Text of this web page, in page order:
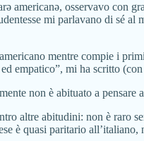
americanə, osservavo con
mi parlavano di sé
mentre compie i
empatico”, mi ha scritto
non è abituato a pensare
altre abitudini: non è raro
è quasi paritario